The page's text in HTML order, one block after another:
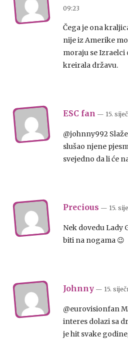
09:23
Čega je ona
nije iz Amerike
moraju se Izraelci
kreirala državu.
ESC fan — 15.
@johnny992
slušao njene
svejedno da li će
Precious — 15.
Nek dovedu Lady
biti na nogama 😉
Johnny — 15.
@eurovisionfan
interes dolazi sa
je hit svake